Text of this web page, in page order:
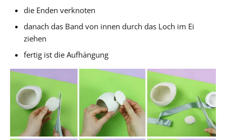
die Enden verknoten
danach das Band von innen durch das Loch im Ei
ziehen
fertig ist die Aufhängung